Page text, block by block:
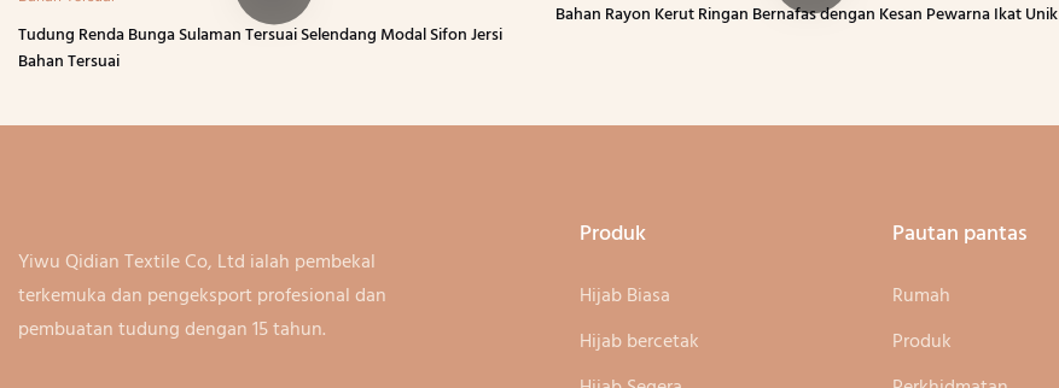
Tudung Renda Bunga Sulaman Tersuai Selendang Modal Sifon Jersi
Bahan Tersuai
Bahan Rayon Kerut Ringan Bernafas dengan Kesan Pewarna Ikat Unik
Yiwu Qidian Textile Co, Ltd ialah pembekal
terkemuka dan pengeksport profesional dan
pembuatan tudung dengan 15 tahun.
Produk
Hijab Biasa
Hijab bercetak
Pautan pantas
Rumah
Produk